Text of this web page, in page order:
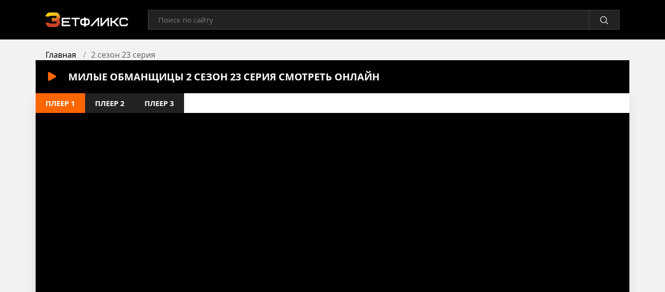
Главная 2 сезон 23 серия
МИЛЫЕ ОБМАНЩИЦЫ 2 СЕЗОН 23 СЕРИЯ СМОТРЕТЬ ОНЛАЙН
ПЛЕЕР 1 ПЛЕЕР 2 ПЛЕЕР 3